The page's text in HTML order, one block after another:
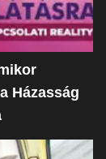
Házasság